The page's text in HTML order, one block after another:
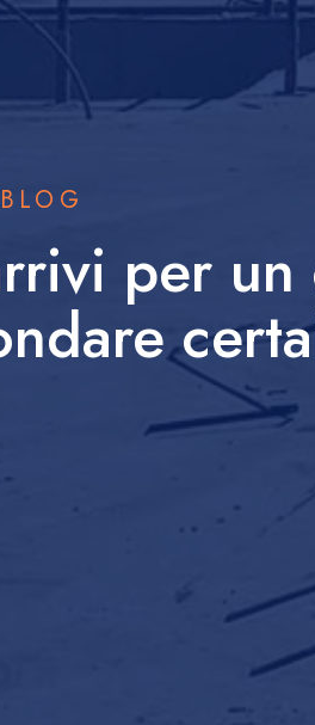
BLOG
per